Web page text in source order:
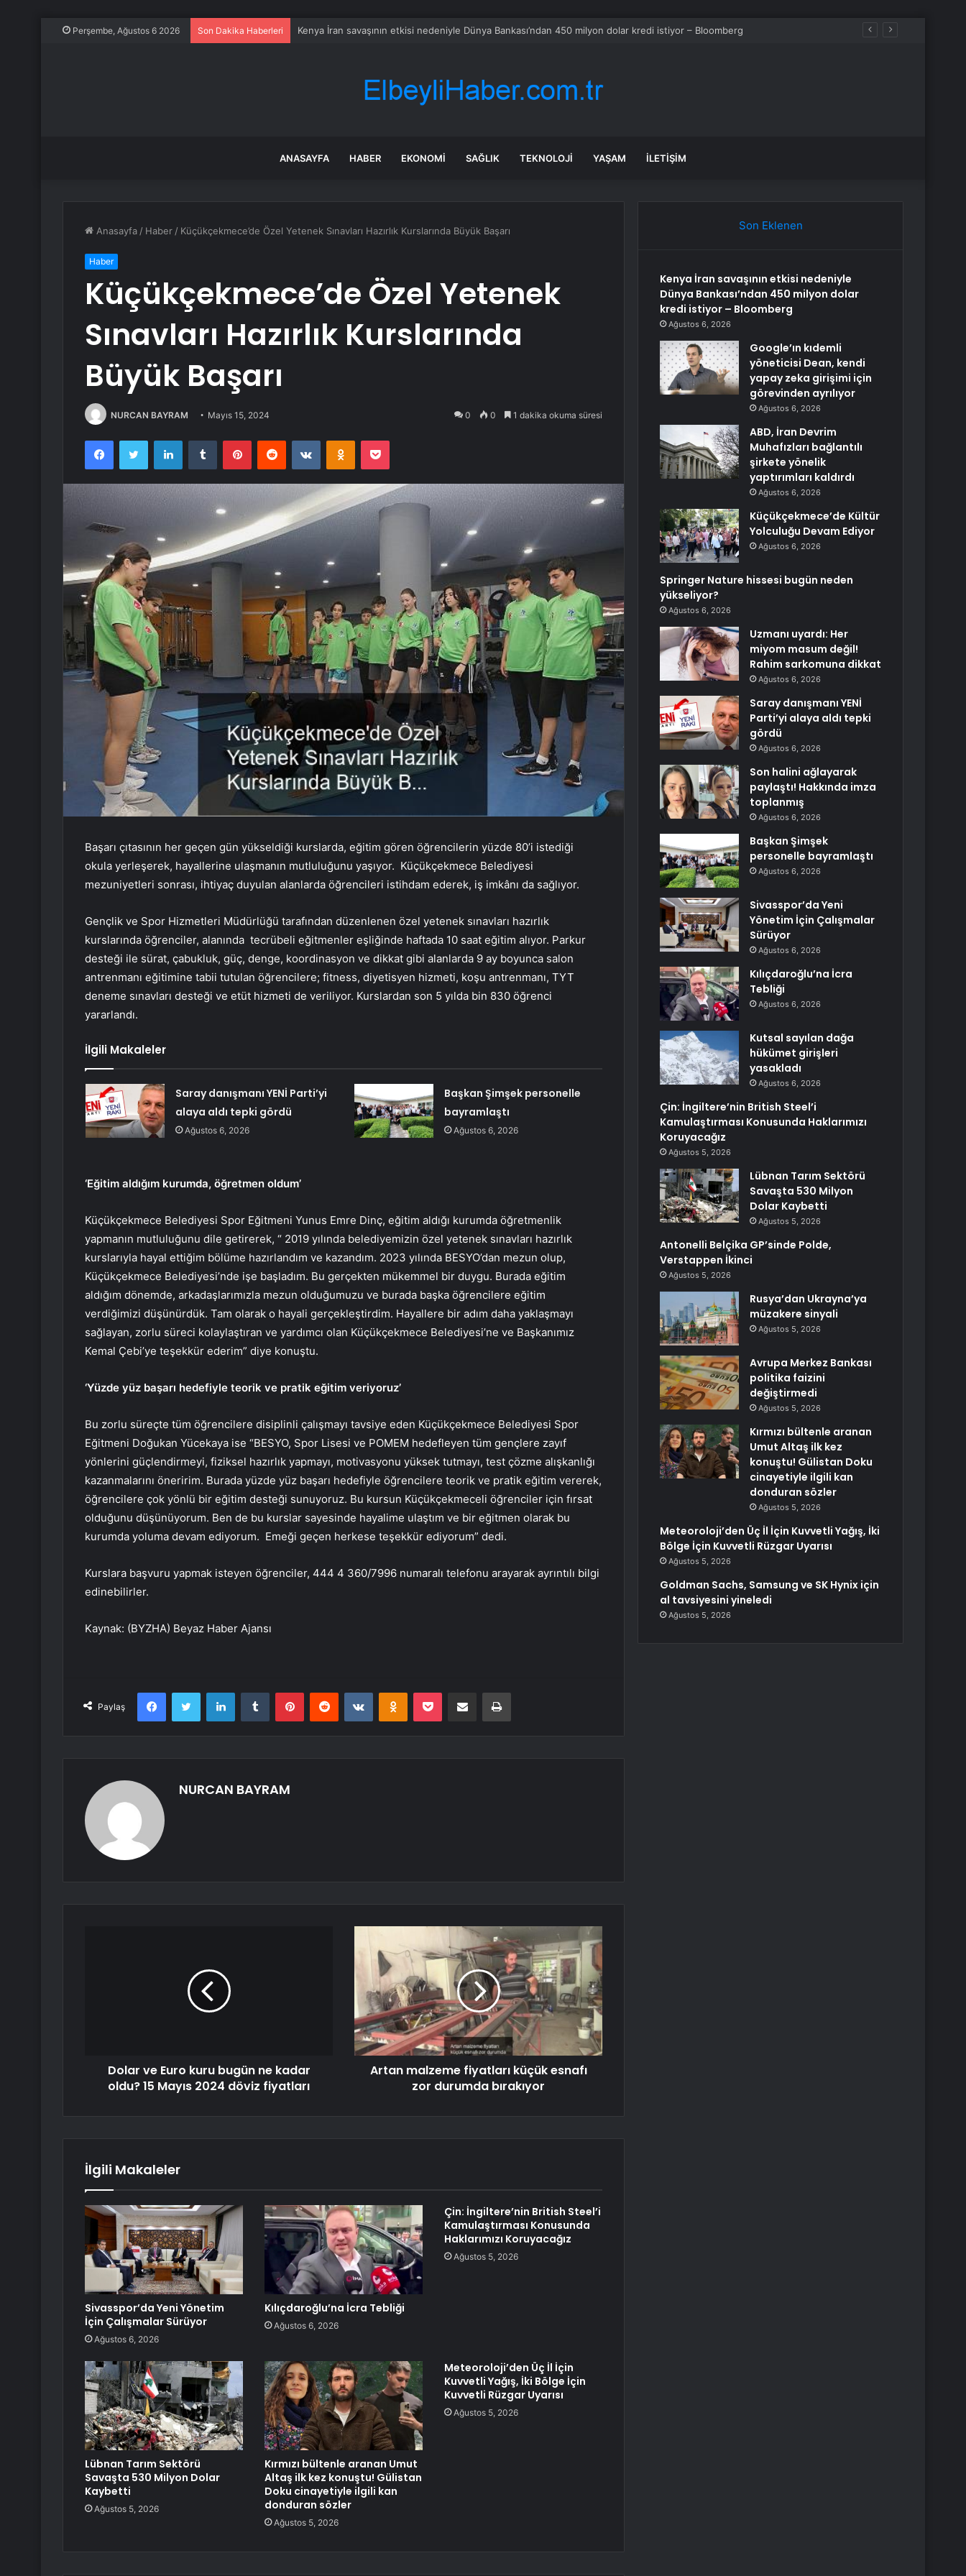
Perşembe, Ağustos 6 2026 Son Dakika Haberleri Google’ın kıdemli yöneticisi Dean, kendi yapay zeka girişimi için görevinden ayrılıyor
ANASAYFA HABER EKONOMI SAĞLIK TEKNOLOJI YAŞAM İLETIŞIM
Anasayfa / Haber / Küçükçekmece’de Özel Yetenek Sınavları Hazırlık Kurslarında Büyük Başarı
Haber
Küçükçekmece’de Özel Yetenek
Sınavları Hazırlık Kurslarında
Büyük Başarı
NURCAN BAYRAM Mayıs 15, 2024 0 0 1 dakika okuma süresi
FacebookTwitter LinkedInTumblr PinterestReddit VKontakteOdnoklassniki
Pocket
Başarı çıtasının her geçen gün yükseldiği kurslarda, eğitim gören öğrencilerin yüzde 80’i istediği
okula yerleşerek, hayallerine ulaşmanın mutluluğunu yaşıyor. Küçükçekmece Belediyesi
mezuniyetleri sonrası, ihtiyaç duyulan alanlarda öğrencileri istihdam ederek, iş imkânı da sağlıyor.
Gençlik ve Spor Hizmetleri Müdürlüğü tarafından düzenlenen özel yetenek sınavları hazırlık
kurslarında öğrenciler, alanında tecrübeli eğitmenler eşliğinde haftada 10 saat eğitim alıyor. Parkur
desteği ile sürat, çabukluk, güç, denge, koordinasyon ve dikkat gibi alanlarda 9 ay boyunca salon
antrenmanı eğitimine tabii tutulan öğrencilere; fitness, diyetisyen hizmeti, koşu antrenmanı, TYT
deneme sınavları desteği ve etüt hizmeti de veriliyor. Kurslardan son 5 yılda bin 830 öğrenci
yararlandı.
İlgili Makaleler
Saray danışmanı YENİ Parti’yi
alaya aldı tepki gördü
Ağustos 6, 2026
Başkan Şimşek personelle
bayramlaştı
Ağustos 6, 2026
‘Eğitim aldığım kurumda, öğretmen oldum’
Küçükçekmece Belediyesi Spor Eğitmeni Yunus Emre Dinç, eğitim aldığı kurumda öğretmenlik
yapmanın mutluluğunu dile getirerek, “ 2019 yılında belediyemizin özel yetenek sınavları hazırlık
kurslarıyla hayal ettiğim bölüme hazırlandım ve kazandım. 2023 yılında BESYO’dan mezun olup,
Küçükçekmece Belediyesi’nde işe başladım. Bu gerçekten mükemmel bir duygu. Burada eğitim
aldığım dönemde, arkadaşlarımızla mezun olduğumuzu ve burada başka öğrencilere eğitim
verdiğimizi düşünürdük. Tam olarak o hayali gerçekleştirdim. Hayallere bir adım daha yaklaşmayı
sağlayan, zorlu süreci kolaylaştıran ve yardımcı olan Küçükçekmece Belediyesi’ne ve Başkanımız
Kemal Çebi’ye teşekkür ederim” diye konuştu.
‘Yüzde yüz başarı hedefiyle teorik ve pratik eğitim veriyoruz’
Bu zorlu süreçte tüm öğrencilere disiplinli çalışmayı tavsiye eden Küçükçekmece Belediyesi Spor
Eğitmeni Doğukan Yücekaya ise “BESYO, Spor Lisesi ve POMEM hedefleyen tüm gençlere zayıf
yönlerini güçlendirmeyi, fiziksel hazırlık yapmayı, motivasyonu yüksek tutmayı, test çözme alışkanlığı
kazanmalarını öneririm. Burada yüzde yüz başarı hedefiyle öğrencilere teorik ve pratik eğitim vererek,
öğrencilere çok yönlü bir eğitim desteği sunuyoruz. Bu kursun Küçükçekmeceli öğrenciler için fırsat
olduğunu düşünüyorum. Ben de bu kurslar sayesinde hayalime ulaştım ve bir eğitmen olarak bu
kurumda yoluma devam ediyorum. Emeği geçen herkese teşekkür ediyorum” dedi.
Kurslara başvuru yapmak isteyen öğrenciler, 444 4 360/7996 numaralı telefonu arayarak ayrıntılı bilgi
edinebilirler.
Kaynak: (BYZHA) Beyaz Haber Ajansı
Paylaş
FacebookTwitter LinkedInTumblr PinterestReddit VKontakteOdnoklassniki
Pocket E-Posta ile paylaş Yazdır
NURCAN BAYRAM
Dolar ve Euro kuru bugün ne kadar
oldu? 15 Mayıs 2024 döviz fiyatları
Artan malzeme fiyatları küçük esnafı
zor durumda bırakıyor
İlgili Makaleler
Sivasspor’da Yeni Yönetim
İçin Çalışmalar Sürüyor
Ağustos 6, 2026
Kılıçdaroğlu’na İcra Tebliği
Ağustos 6, 2026
Çin: İngiltere’nin British Steel’i
Kamulaştırması Konusunda
Haklarımızı Koruyacağız
Ağustos 5, 2026
Lübnan Tarım Sektörü
Savaşta 530 Milyon Dolar
Kaybetti
Ağustos 5, 2026
Kırmızı bültenle aranan Umut
Altaş ilk kez konuştu! Gülistan
Doku cinayetiyle ilgili kan
donduran sözler
Ağustos 5, 2026
Meteoroloji’den Üç İl İçin
Kuvvetli Yağış, İki Bölge İçin
Kuvvetli Rüzgar Uyarısı
Ağustos 5, 2026
Son Eklenen
Kenya İran savaşının etkisi nedeniyle
Dünya Bankası’ndan 450 milyon dolar
kredi istiyor – Bloomberg
Ağustos 6, 2026
Google’ın kıdemli
yöneticisi Dean, kendi
yapay zeka girişimi için
görevinden ayrılıyor
Ağustos 6, 2026
ABD, İran Devrim
Muhafızları bağlantılı
şirkete yönelik
yaptırımları kaldırdı
Ağustos 6, 2026
Küçükçekmece’de Kültür
Yolculuğu Devam Ediyor
Ağustos 6, 2026
Springer Nature hissesi bugün neden
yükseliyor?
Ağustos 6, 2026
Uzmanı uyardı: Her
miyom masum değil!
Rahim sarkomuna dikkat
Ağustos 6, 2026
Saray danışmanı YENİ
Parti’yi alaya aldı tepki
gördü
Ağustos 6, 2026
Son halini ağlayarak
paylaştı! Hakkında imza
toplanmış
Ağustos 6, 2026
Başkan Şimşek
personelle bayramlaştı
Ağustos 6, 2026
Sivasspor’da Yeni
Yönetim İçin Çalışmalar
Sürüyor
Ağustos 6, 2026
Kılıçdaroğlu’na İcra
Tebliği
Ağustos 6, 2026
Kutsal sayılan dağa
hükümet girişleri
yasakladı
Ağustos 6, 2026
Çin: İngiltere’nin British Steel’i
Kamulaştırması Konusunda Haklarımızı
Koruyacağız
Ağustos 5, 2026
Lübnan Tarım Sektörü
Savaşta 530 Milyon
Dolar Kaybetti
Ağustos 5, 2026
Antonelli Belçika GP’sinde Polde,
Verstappen İkinci
Ağustos 5, 2026
Rusya’dan Ukrayna’ya
müzakere sinyali
Ağustos 5, 2026
Avrupa Merkez Bankası
politika faizini
değiştirmedi
Ağustos 5, 2026
Kırmızı bültenle aranan
Umut Altaş ilk kez
konuştu! Gülistan Doku
cinayetiyle ilgili kan
donduran sözler
Ağustos 5, 2026
Meteoroloji’den Üç İl İçin Kuvvetli Yağış, İki
Bölge İçin Kuvvetli Rüzgar Uyarısı
Ağustos 5, 2026
Goldman Sachs, Samsung ve SK Hynix için
al tavsiyesini yineledi
Ağustos 5, 2026